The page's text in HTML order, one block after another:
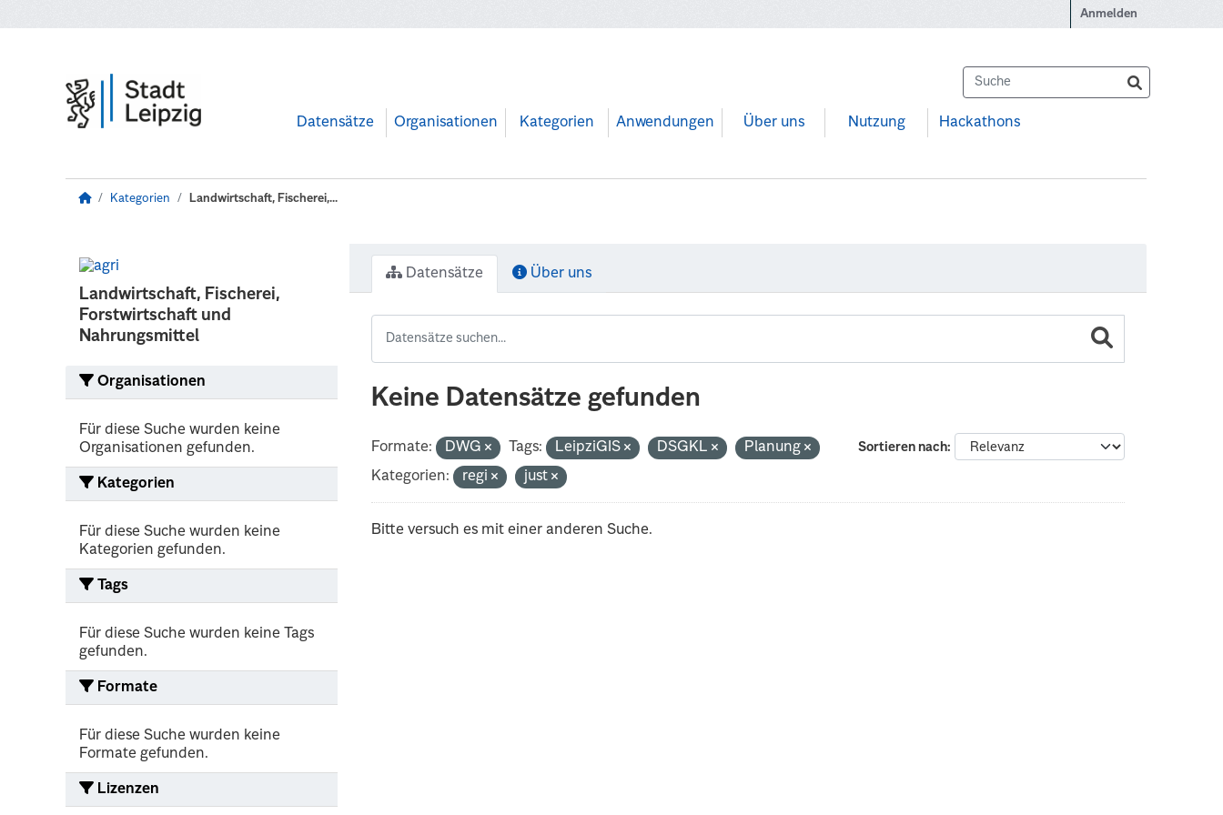
Anmelden
Datensätze Organisationen Kategorien Anwendungen Über uns Nutzung Hackathons
Kategorien Landwirtschaft, Fischerei,...
Landwirtschaft, Fischerei,
Forstwirtschaft und
Nahrungsmittel
Organisationen
Für diese Suche wurden keine
Organisationen gefunden.
Kategorien
Für diese Suche wurden keine
Kategorien gefunden.
Tags
Für diese Suche wurden keine Tags
gefunden.
Formate
Für diese Suche wurden keine
Formate gefunden.
Lizenzen
Datensätze Über uns
Keine Datensätze gefunden
Sortieren nach
Formate: DWG Tags: LeipziGIS DSGKL
Planung
Kategorien:
regi just
Bitte versuch es mit einer anderen Suche.